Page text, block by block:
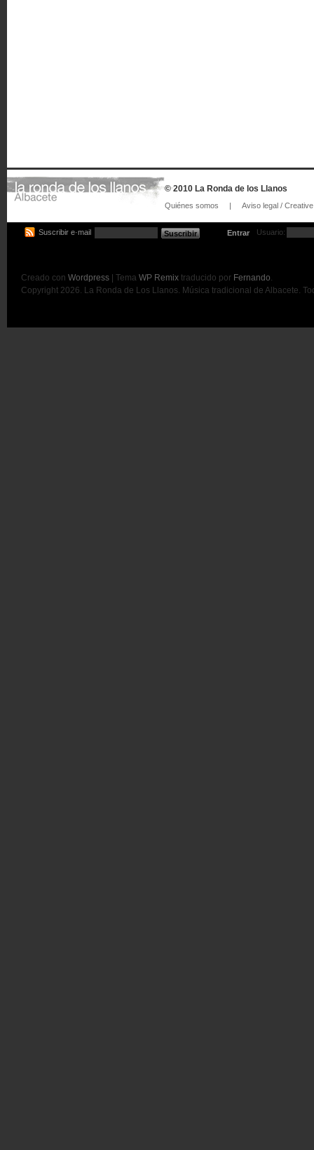
© 2010 La Ronda de los Llanos
Quiénes somos | Aviso legal /
Suscribir e·mail Entrar Usuario:
Creado con Wordpress | Tema WP Remix traducido por Fernando.
Copyright 2026. La Ronda de Los Llanos. Música tradicional de Albacete.